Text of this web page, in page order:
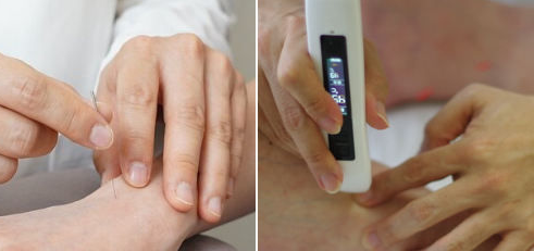
カルテ共有 経験豊富なスタッフ在籍
使い捨て鍼使用 トライアルコースあり
保険適用の相談可 地域支援クーポン可